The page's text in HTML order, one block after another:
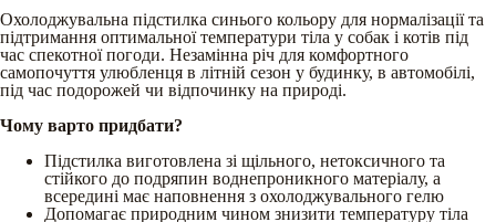
Охолоджувальна підстилка синього кольору для нормалізації та
підтримання оптимальної температури тіла у собак і котів під
час спекотної погоди. Незамінна річ для комфортного
самопочуття улюбленця в літній сезон у будинку, в автомобілі,
під час подорожей чи відпочинку на природі.
Чому варто придбати?
Підстилка виготовлена зі щільного, нетоксичного та
стійкого до подряпин воднепроникного матеріалу, а
всередині має наповнення з охолоджувального гелю
Допомагає природним чином знизити температуру тіла